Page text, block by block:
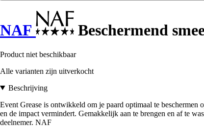
NAF Beschermend
Product niet beschikbaar
Alle varianten zijn uitverkocht
Beschrijving
Event Grease is ontwikkeld om je paard optimaal te
en de impact vermindert. Gemakkelijk aan te brengen en af te
deelnemer. NAF